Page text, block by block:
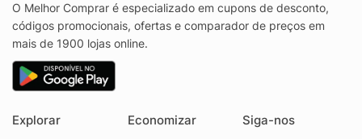
O Melhor Comprar é especializado em cupons de desconto,
códigos promocionais, ofertas e comparador de preços em
mais de 1900 lojas online.
Explorar Economizar Siga-nos